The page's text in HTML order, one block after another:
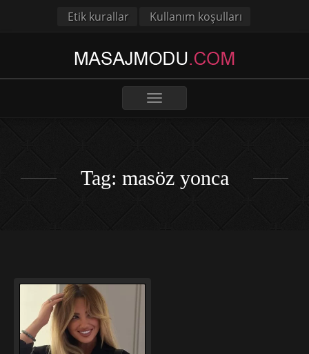
Etik kurallar Kullanım koşulları
Toggle
Tag: masöz yonca